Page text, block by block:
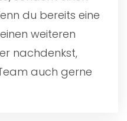
du bereits eine
weiteren
nachdenkst,
auch gerne